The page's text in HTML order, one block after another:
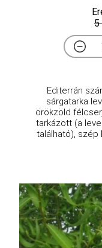
5
Editerrán
sárgatarka
örökzöld
tarkázott (a
található), szép